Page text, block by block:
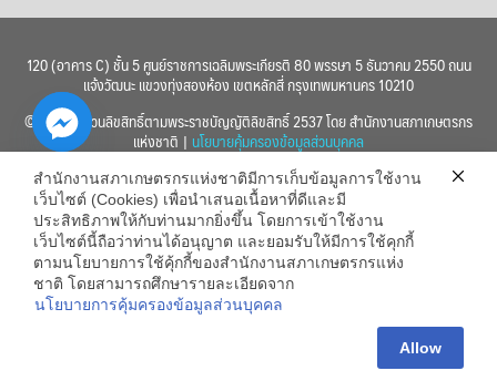
120 (อาคาร C) ชั้น 5 ศูนย์ราชการเฉลิมพระเกียรติ 80 พรรษา 5 ธันวาคม 2550 ถนน
แจ้งวัฒนะ แขวงทุ่งสองห้อง เขตหลักสี่ กรุงเทพมหานคร 10210
© 2560 สงวนลิขสิทธิ์ตามพระราชบัญญัติลิขสิทธิ์ 2537 โดย สำนักงานสภาเกษตรกร
แห่งชาติ | นโยบายคุ้มครองข้อมูลส่วนบุคคล
สำนักงานสภาเกษตรกรแห่งชาติมีการเก็บข้อมูลการใช้งาน
เว็บไซต์ (Cookies) เพื่อนำเสนอเนื้อหาที่ดีและมี
ประสิทธิภาพให้กับท่านมากยิ่งขึ้น โดยการเข้าใช้งาน
เว็บไซต์นี้ถือว่าท่านได้อนุญาต และยอมรับให้มีการใช้คุกกี้
ตามนโยบายการใช้คุ้กกี้ของสำนักงานสภาเกษตรกรแห่ง
ชาติ โดยสามารถศึกษารายละเอียดจาก
นโยบายการคุ้มครองข้อมูลส่วนบุคคล
Allow
Hide
chaty